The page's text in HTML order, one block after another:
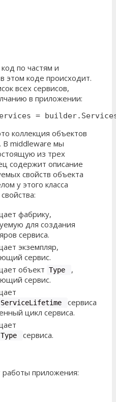
по частям и
этом коде происходит.
всех сервисов,
в приложении:
=
коллекция объектов
. В middleware мы
из трех
содержит описание
свойств объекта
у этого класса
фабрику,
для создания
сервиса.
экземпляр,
сервис.
объект Type
,
сервис.
ServiceLifetime
сервиса
цикл сервиса.
Type сервиса.
приложения: